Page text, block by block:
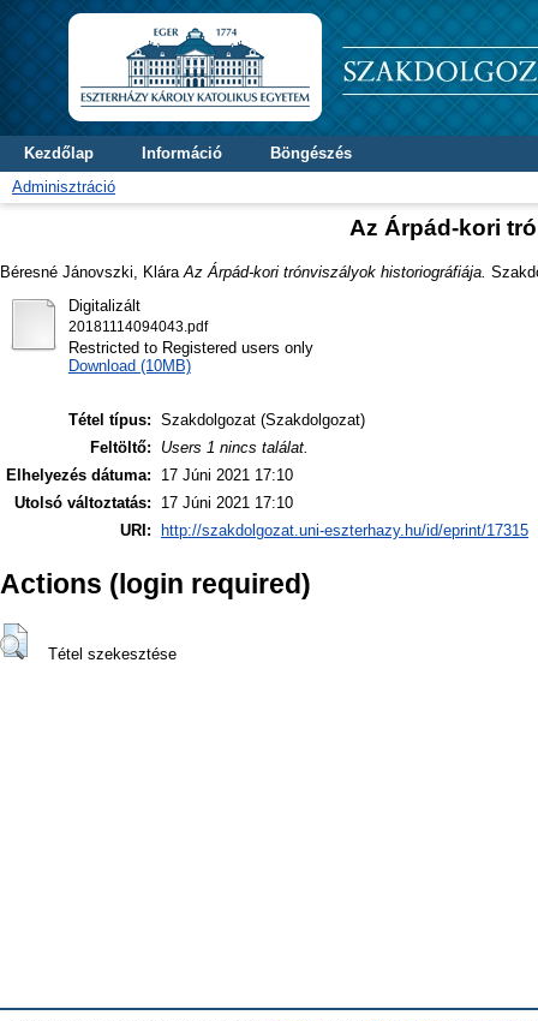
Kezdőlap Információ
Böngészés
Adminisztráció
Az Árpád-kori
Béresné Jánovszki, Klára Az Árpád-kori trónviszályok historiográfiája.
Digitalizált
20181114094043.pdf
Restricted to Registered users only
Download (10MB)
Tétel típus: Szakdolgozat (Szakdolgozat)
Feltöltő:
Users 1 nincs találat.
Elhelyezés dátuma:
17 Júni 2021 17:10
Utolsó változtatás:
17 Júni 2021 17:10
URI:
http://szakdolgozat.uni-eszterhazy.hu/id/eprint/17315
Actions (login required)
Tétel szekesztése